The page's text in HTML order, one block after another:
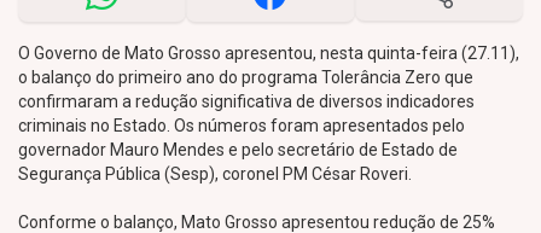
O Governo de Mato Grosso apresentou, nesta quinta-feira (27.11),
o balanço do primeiro ano do programa Tolerância Zero que
confirmaram a redução significativa de diversos indicadores
criminais no Estado. Os números foram apresentados pelo
governador Mauro Mendes e pelo secretário de Estado de
Segurança Pública (Sesp), coronel PM César Roveri.
Conforme o balanço, Mato Grosso apresentou redução de 25%